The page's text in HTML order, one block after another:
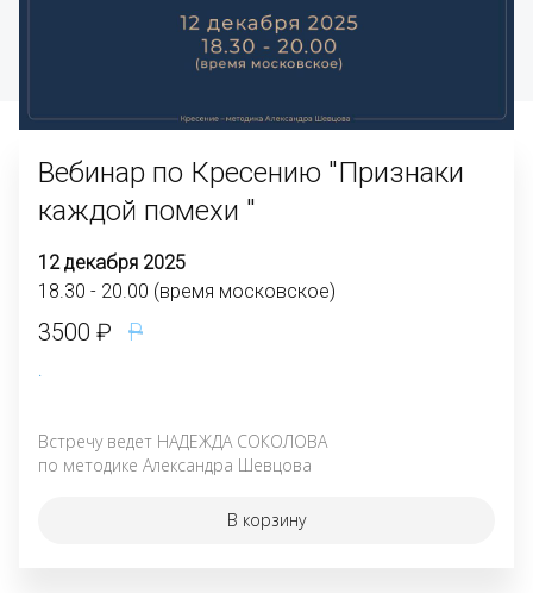
Вебинар по Кресению "Признаки
каждой помехи "
12 декабря 2025
18.30 - 20.00 (время московское)
3500 ₽ Р
.
Встречу ведет НАДЕЖДА СОКОЛОВА
по методике Александра Шевцова
В корзину